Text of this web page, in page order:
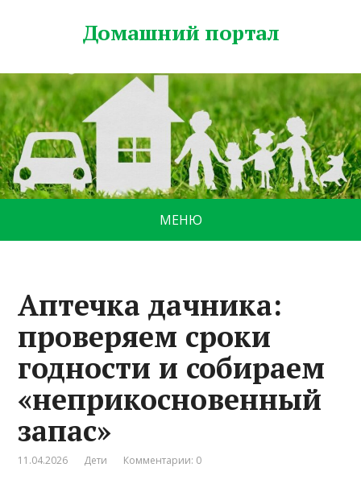
Домашний портал
МЕНЮ
Аптечка дачника:
проверяем сроки
годности и собираем
«неприкосновенный
запас»
11.04.2026 Дети Комментарии: 0